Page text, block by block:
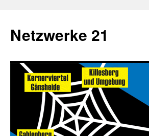
Netzwerke 21